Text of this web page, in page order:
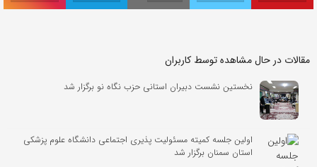
مقالات در حال مشاهده توسط کاربران
نخستین نشست دبیران استانی حزب نگاه نو برگزار شد
اولین جلسه کمیته مسئولیت‌ پذیری اجتماعی دانشگاه علوم پزشکی
استان سمنان برگزار شد